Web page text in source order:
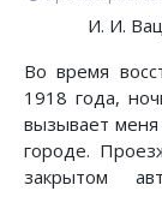
И. И.
Во время
1918 года,
вызывает
городе.
закрытом